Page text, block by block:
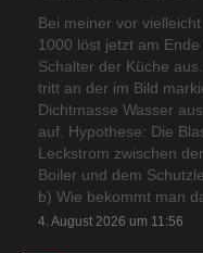
Bei meiner vor
1000 löst jetzt am
Schalter der Küche
tritt an der im Bild
Dichtmasse Wasser
auf. Hypothese: Die
Leckstrom zwischen
Boiler und dem
b) Wie bekommt man
4. August 2026 um 11:56